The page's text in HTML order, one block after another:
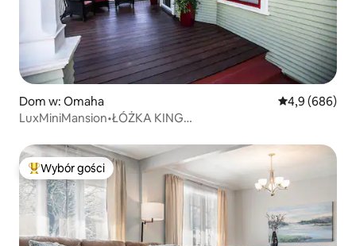
Dom w: Omaha Średnia
4,9 (686)
LuxMiniMansion•ŁÓŻKA KING
Najpopularniejsze z kategorii Wybór gości
Wybór gości